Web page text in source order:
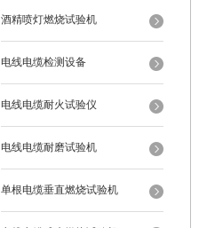
酒精喷灯燃烧试验机
电线电缆检测设备
电线电缆耐火试验仪
电线电缆耐磨试验机
单根电缆垂直燃烧试验机